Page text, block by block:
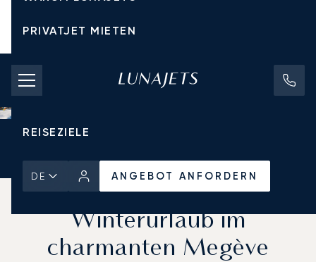
PRIVATJET MIETEN
CHARTERPREISE
PRIVATJETS
REISEZIELE
DE ANGEBOT ANFORDERN
Ein zauberhafter
Winterurlaub im
charmanten Megève